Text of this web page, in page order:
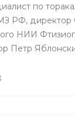
по
РФ, директор
НИИ
Петр